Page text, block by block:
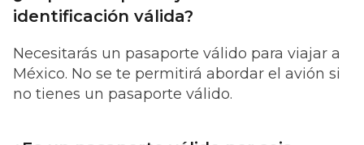
identificación válida?
Necesitarás un pasaporte válido para viajar a
México. No se te permitirá abordar el avión si
no tienes un pasaporte válido.